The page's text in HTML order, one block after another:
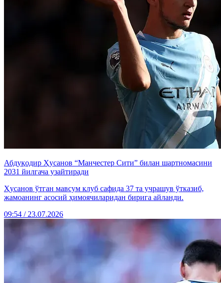
Абдуқодир Ҳусанов “Манчестер Сити” билан шартномасини
2031 йилгача узайтиради
Ҳусанов ўтган мавсум клуб сафида 37 та учрашув ўтказиб,
жамоанинг асосий ҳимоячиларидан бирига айланди.
09:54 / 23.07.2026